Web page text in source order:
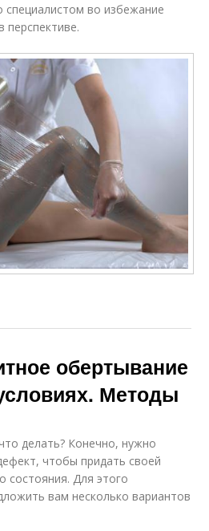
специалистом во избежание
обертывание
Методы
делать? Конечно, нужно
чтобы придать своей
состояния. Для этого
вам несколько вариантов